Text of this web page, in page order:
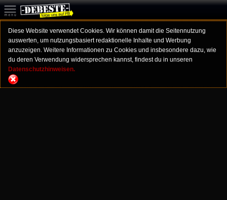
Diese Website verwendet Cookies. Wir können damit die Seitennutzung
auswerten, um nutzungsbasiert redaktionelle Inhalte und Werbung
anzuzeigen. Weitere Informationen zu Cookies und insbesondere dazu, wie
du deren Verwendung widersprechen kannst, findest du in unseren
Datenschutzhinweisen.